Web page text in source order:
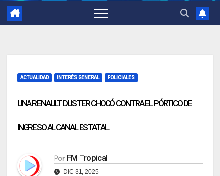
ACTUALIDAD INTERÉS GENERAL POLICIALES
UNA RENAULT DUSTER CHOCÓ CONTRA EL PÓRTICO DE
INGRESO AL CANAL ESTATAL.
Por FM Tropical
DIC 31, 2025